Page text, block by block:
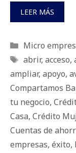
LEER MÁS
Categorías
Micro
Etiquetas
abrir, acceso,
ampliar, apoyo,
Compartamos
tu negocio,
Casa, Crédito
Cuentas de
empresas, éxito,